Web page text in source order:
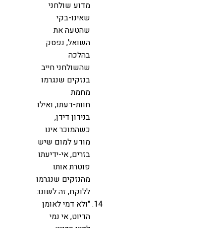
מדוע שולחני
שאינו-בקי
שהטעה את
השואל, נפסק
בהלכה
שהשולחני חייב
בנזקים שנגרמו
מחמת
חוות-דעתו, ואילו
בנידון דידן,
כשהמוכר אינו
מודע למום שיש
בזרים, אי-ידיעתו
פוטרת אותו
מהנזקים שנגרמו
ללוקח, זה לשונו:
"ולא דמי לאומן
הדיוט, אי נמי